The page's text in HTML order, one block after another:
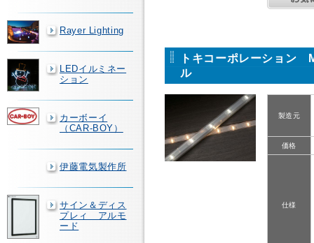
Rayer Lighting
LEDイルミネー
ション
カーボーイ
（CAR-BOY）
伊藤電気製作所
サイン＆ディス
プレィ アルモ
ード
トキコーポレーション
ル
製造元
価格
仕様